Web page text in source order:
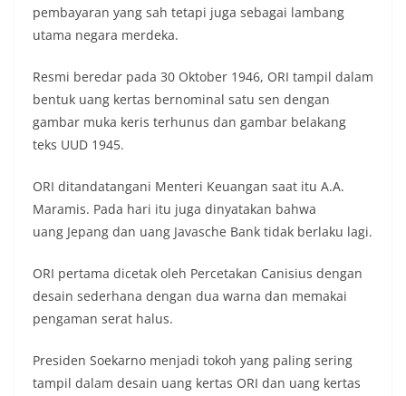
pembayaran yang sah tetapi juga sebagai lambang
utama negara merdeka.
Resmi beredar pada 30 Oktober 1946, ORI tampil dalam
bentuk uang kertas bernominal satu sen dengan
gambar muka keris terhunus dan gambar belakang
teks UUD 1945.
ORI ditandatangani Menteri Keuangan saat itu A.A.
Maramis. Pada hari itu juga dinyatakan bahwa
uang Jepang dan uang Javasche Bank tidak berlaku lagi.
ORI pertama dicetak oleh Percetakan Canisius dengan
desain sederhana dengan dua warna dan memakai
pengaman serat halus.
Presiden Soekarno menjadi tokoh yang paling sering
tampil dalam desain uang kertas ORI dan uang kertas